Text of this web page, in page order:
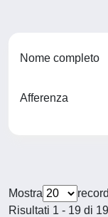
Nome completo
Afferenza
Mostra
Risultati 1 - 19 di